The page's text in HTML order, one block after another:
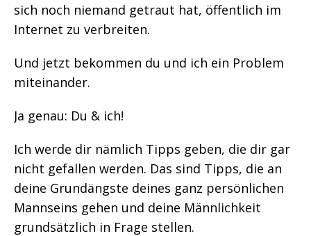
sich noch niemand getraut hat, öffentlich im
Internet zu verbreiten.
Und jetzt bekommen du und ich ein Problem
miteinander.
Ja genau: Du & ich!
Ich werde dir nämlich Tipps geben, die dir gar
nicht gefallen werden. Das sind Tipps, die an
deine Grundängste deines ganz persönlichen
Mannseins gehen und deine Männlichkeit
grundsätzlich in Frage stellen.